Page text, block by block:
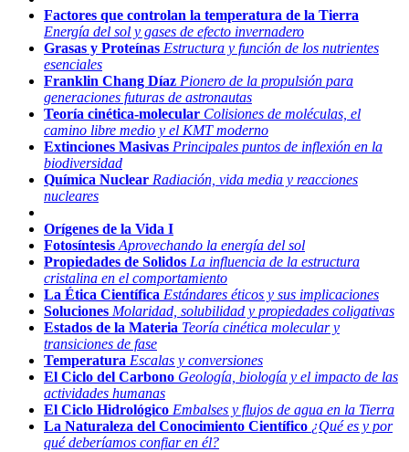
Factores que controlan la temperatura de la Tierra
Energía del sol y gases de efecto invernadero
Grasas y Proteínas Estructura y función de los nutrientes
esenciales
Franklin Chang Díaz Pionero de la propulsión para
generaciones futuras de astronautas
Teoría cinética-molecular Colisiones de moléculas, el
camino libre medio y el KMT moderno
Extinciones Masivas Principales puntos de inflexión en la
biodiversidad
Química Nuclear Radiación, vida media y reacciones
nucleares
Orígenes de la Vida I
Fotosíntesis Aprovechando la energía del sol
Propiedades de Solidos La influencia de la estructura
cristalina en el comportamiento
La Ética Científica Estándares éticos y sus implicaciones
Soluciones Molaridad, solubilidad y propiedades coligativas
Estados de la Materia Teoría cinética molecular y
transiciones de fase
Temperatura Escalas y conversiones
El Ciclo del Carbono Geología, biología y el impacto de las
actividades humanas
El Ciclo Hidrológico Embalses y flujos de agua en la Tierra
La Naturaleza del Conocimiento Científico ¿Qué es y por
qué deberíamos confiar en él?